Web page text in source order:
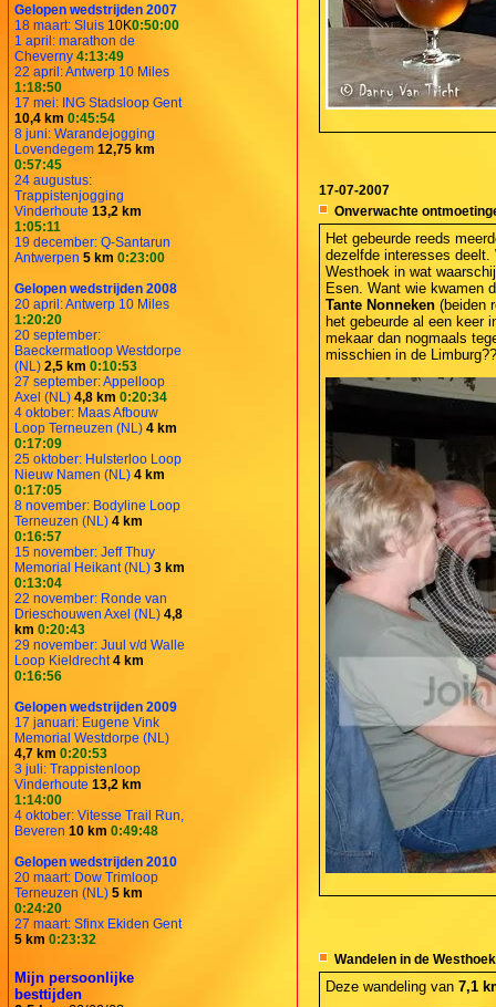
Gelopen wedstrijden 2007
18 maart: Sluis 10K0:50:00
1 april: marathon de
Cheverny 4:13:49
22 april: Antwerp 10 Miles
1:18:50
17 mei: ING Stadsloop Gent
10,4 km 0:45:54
8 juni: Warandejogging
Lovendegem 12,75 km
0:57:45
24 augustus:
Trappistenjogging
Vinderhoute 13,2 km
1:05:11
19 december: Q-Santarun
Antwerpen 5 km 0:23:00
Gelopen wedstrijden 2008
20 april: Antwerp 10 Miles
1:20:20
20 september:
Baeckermatloop Westdorpe
(NL) 2,5 km 0:10:53
27 september: Appelloop
Axel (NL) 4,8 km 0:20:34
4 oktober: Maas Afbouw
Loop Terneuzen (NL) 4 km
0:17:09
25 oktober: Hulsterloo Loop
Nieuw Namen (NL) 4 km
0:17:05
8 november: Bodyline Loop
Terneuzen (NL) 4 km
0:16:57
15 november: Jeff Thuy
Memorial Heikant (NL) 3 km
0:13:04
22 november: Ronde van
Drieschouwen Axel (NL) 4,8
km 0:20:43
29 november: Juul v/d Walle
Loop Kieldrecht4 km
0:16:56
Gelopen wedstrijden 2009
17 januari: Eugene Vink
Memorial Westdorpe (NL)
4,7 km 0:20:53
3 juli: Trappistenloop
Vinderhoute 13,2 km
1:14:00
4 oktober: Vitesse Trail Run,
Beveren 10 km 0:49:48
Gelopen wedstrijden 2010
20 maart: Dow Trimloop
Terneuzen (NL) 5 km
0:24:20
27 maart: Sfinx Ekiden Gent
5 km 0:23:32
Mijn persoonlijke
besttijden
17-07-2007
Onverwachte
Het gebeurde reeds
dezelfde interesses deelt.
Westhoek in wat
Esen. Want wie kwamen
Tante Nonneken (beiden
het gebeurde al een keer
mekaar dan nogmaals
misschien in de Limburg??
Wandelen in de
Deze wandeling van 7,1